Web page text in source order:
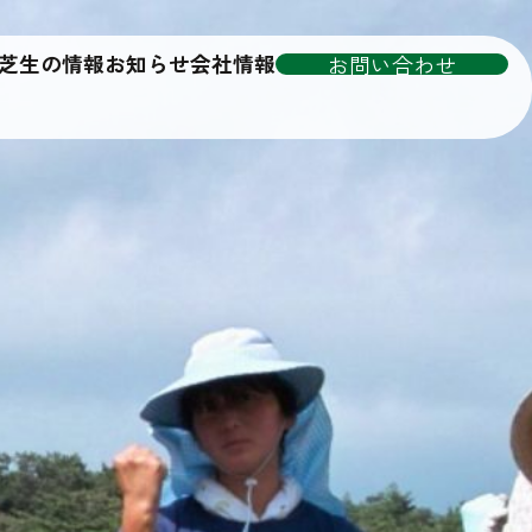
生の情報お知らせ会社情報 お問い合わせ